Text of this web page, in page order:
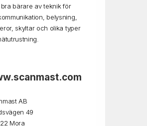
bärare av teknik för
belysning,
skyltar och olika typer
AB
49
Mora